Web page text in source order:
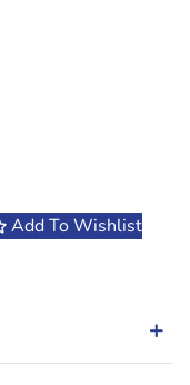
Add To Wishlist